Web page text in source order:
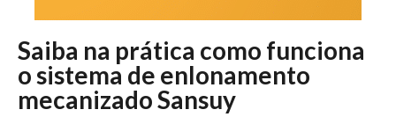
Saiba na prática como funciona
o sistema de enlonamento
mecanizado Sansuy